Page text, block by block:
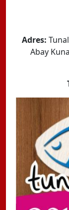
Adres:
Abay